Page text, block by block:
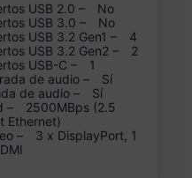
USB 2.0 –
No
USB 3.0 –
No
USB 3.2 Gen1 –
4
USB 3.2 Gen2 –
2
USB-C –
1
de audio –
Sí
de audio –
Sí
–
2500MBps (2.5
Ethernet)
–
3 x DisplayPort, 1